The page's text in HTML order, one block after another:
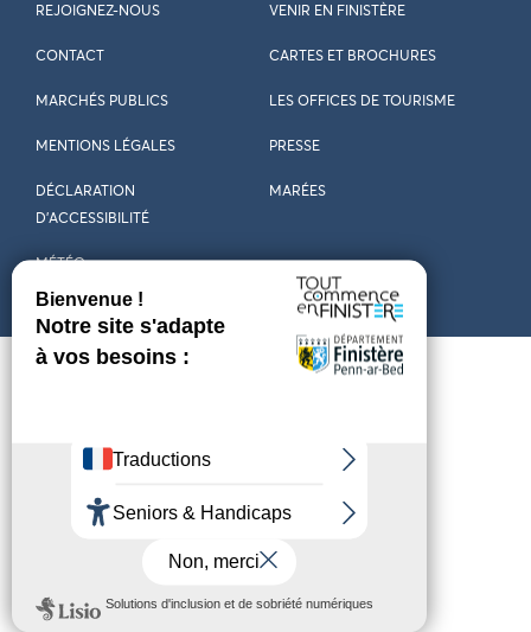
REJOIGNEZ-NOUS VENIR EN FINISTÈRE
CONTACT CARTES ET BROCHURES
MARCHÉS PUBLICS LES OFFICES DE TOURISME
MENTIONS LÉGALES PRESSE
DÉCLARATION
D’ACCESSIBILITÉ
MARÉES
MÉTÉO